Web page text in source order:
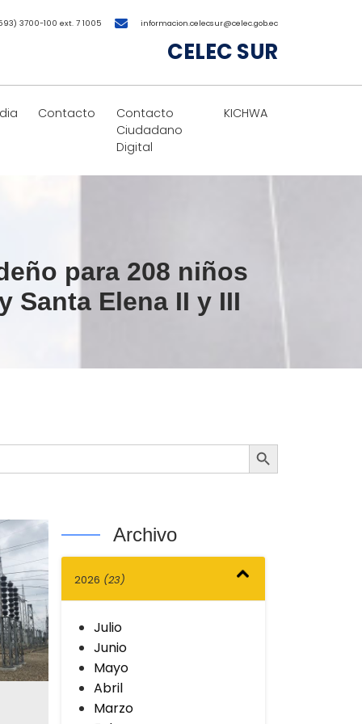
3700-100 ext. 7 1005 informacion.celecsur@celec.gob.ec
CELEC SUR
Contacto
Contacto
Ciudadano
Digital
KICHWA
para 208 niños
Santa Elena II y III
Botón de búsqueda
Archivo
2026 (23)
Julio
Junio
Mayo
Abril
Marzo